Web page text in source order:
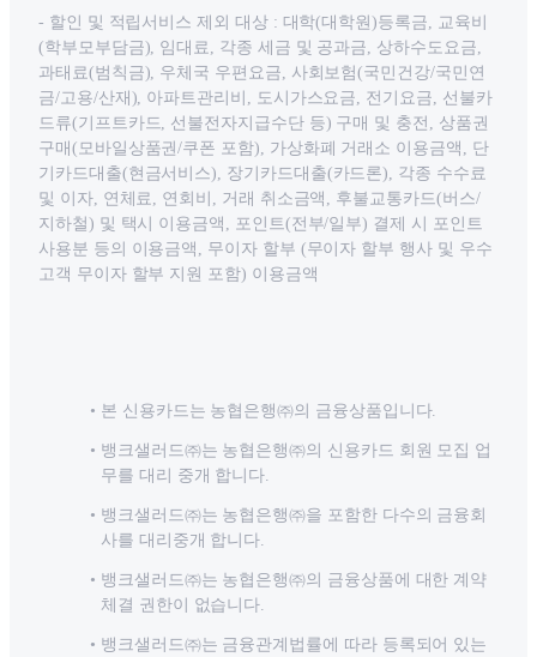
- 할인 및 적립서비스 제외 대상 : 대학(대학원)등록금, 교육비
(학부모부담금), 임대료, 각종 세금 및 공과금, 상하수도요금,
과태료(범칙금), 우체국 우편요금, 사회보험(국민건강/국민연
금/고용/산재), 아파트관리비, 도시가스요금, 전기요금, 선불카
드류(기프트카드, 선불전자지급수단 등) 구매 및 충전, 상품권
구매(모바일상품권/쿠폰 포함), 가상화폐 거래소 이용금액, 단
기카드대출(현금서비스), 장기카드대출(카드론), 각종 수수료
및 이자, 연체료, 연회비, 거래 취소금액, 후불교통카드(버스/
지하철) 및 택시 이용금액, 포인트(전부/일부) 결제 시 포인트
사용분 등의 이용금액, 무이자 할부 (무이자 할부 행사 및 우수
고객 무이자 할부 지원 포함) 이용금액
본 신용카드는 농협은행㈜의 금융상품입니다.
뱅크샐러드㈜는 농협은행㈜의 신용카드 회원 모집 업
무를 대리 중개 합니다.
뱅크샐러드㈜는 농협은행㈜을 포함한 다수의 금융회
사를 대리중개 합니다.
뱅크샐러드㈜는 농협은행㈜의 금융상품에 대한 계약
체결 권한이 없습니다.
뱅크샐러드㈜는 금융관계법률에 따라 등록되어 있는